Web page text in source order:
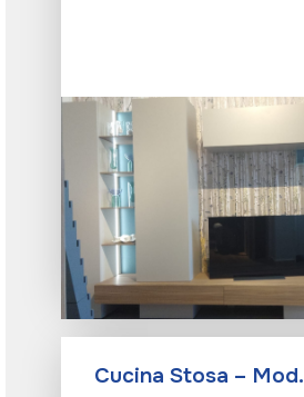
Cucina Stosa – Mod.